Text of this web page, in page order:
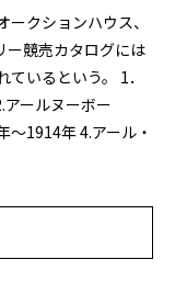
ークションハウス、
ー競売カタログには
いるという。 1．
ールヌーボー
1914年 4.アール・